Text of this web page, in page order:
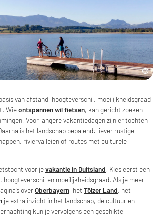
van afstand, hoogteverschil, moeilijkheidsgraad
Wieontspannen wil fietsen, kan gericht zoeken
Voor langere vakantiedagen zijn er tochten
is het landschap bepalend: liever rustige
riviervalleien of routes met culturele
voor jevakantie in Duitsland. Kies eerst een
en moeilijkheidsgraad. Als je meer
overOberbayern, het Tölzer Land, het
je extra inzicht in het landschap, de cultuur en
kun je vervolgens een geschikte